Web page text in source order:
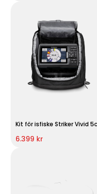
Kit för isfiske Striker Vivid
6.399 kr